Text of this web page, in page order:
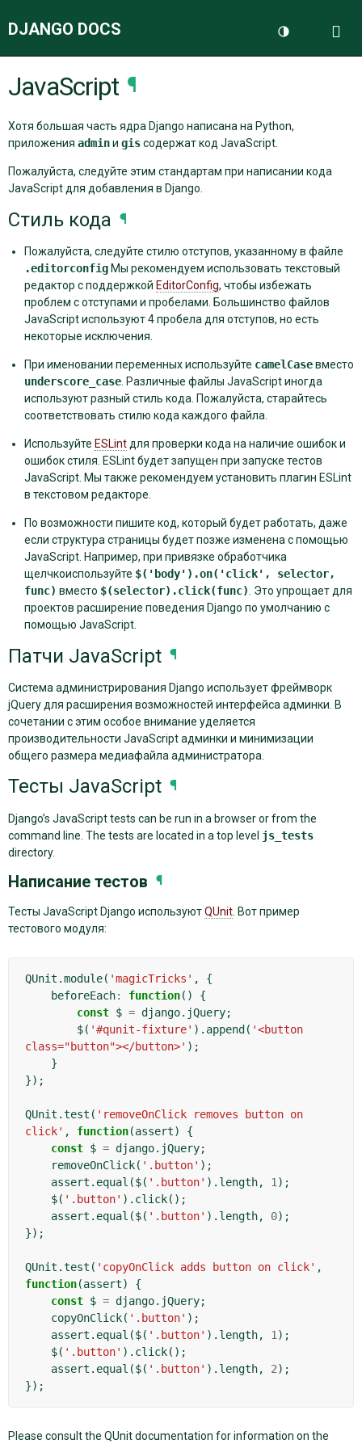
DJANGO DOCS
ДОКУМЕНТАЦИЯ
БЛОГ
JavaScript ¶
Хотя большая часть ядра Django написана на Python,
приложения adminи gisсодержат код JavaScript.
Пожалуйста, следуйте этим стандартам при написании кода
JavaScript для добавления в Django.
Стиль кода ¶
Пожалуйста, следуйте стилю отступов, указанному в файле
.editorconfig Мы рекомендуем использовать текстовый
редактор с поддержкой EditorConfig, чтобы избежать
проблем с отступами и пробелами. Большинство файлов
JavaScript используют 4 пробела для отступов, но есть
некоторые исключения.
При именовании переменных используйте camelCaseвместо
underscore_case . Различные файлы JavaScript иногда
используют разный стиль кода. Пожалуйста, старайтесь
соответствовать стилю кода каждого файла.
Используйте ESLint для проверки кода на наличие ошибок и
ошибок стиля. ESLint будет запущен при запуске тестов
JavaScript. Мы также рекомендуем установить плагин ESLint
в текстовом редакторе.
По возможности пишите код, который будет работать, даже
если структура страницы будет позже изменена с помощью
JavaScript. Например, при привязке обработчика
щелчкоиспользуйте $('body').on('click',
selector,
func) вместо $(selector).click(func) . Это упрощает для
проектов расширение поведения Django по умолчанию с
помощью JavaScript.
Патчи JavaScript ¶
Система администрирования Django использует фреймворк
jQuery для расширения возможностей интерфейса админки. В
сочетании с этим особое внимание уделяется
производительности JavaScript админки и минимизации
общего размера медиафайла администратора.
Тесты JavaScript ¶
Django’s JavaScript tests can be run in a browser or from the
command line. The tests are located in a top level js_tests
directory.
Написание тестов ¶
Тесты JavaScript Django используютQUnit . Вот пример
тестового модуля:
QUnit .module( 'magicTricks' ,
{
beforeEach: function()
{
const $ = django. jQuery;
$( '#qunit-fixture' ). append ( '<button
class="button"></button>' );
}
});
QUnit .test ( 'removeOnClick removes button on
click' , function(assert)
{
const $ = django. jQuery;
removeOnClick( '.button' );
assert . equal ($( '.button' ). length, 1 );
$( '.button' ). click();
assert . equal ($( '.button' ). length, 0);
});
QUnit .test ( 'copyOnClick adds button on click' ,
function(assert)
{
const $ = django. jQuery;
copyOnClick( '.button' );
assert . equal ($( '.button' ). length, 1 );
$( '.button' ). click();
assert . equal ($( '.button' ). length, 2);
});
Please consult the QUnit documentation for information on the